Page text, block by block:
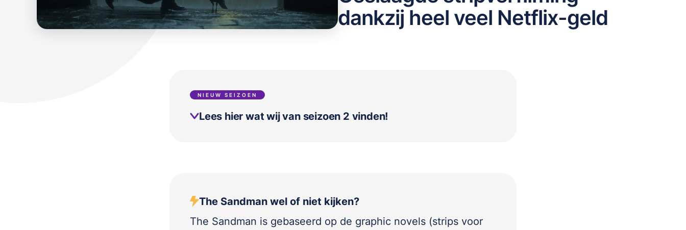
dankzij heel veel Netflix-geld
NIEUW SEIZOEN
Lees hier wat wij van seizoen 2 vinden!
The Sandman wel of niet kijken?
The Sandman is gebaseerd op de graphic novels (strips voor